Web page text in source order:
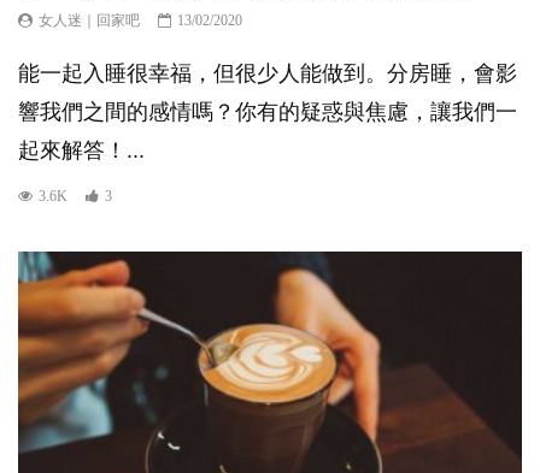
女人迷｜回家吧 13/02/2020
能一起入睡很幸福，但很少人能做到。分房睡，會影
響我們之間的感情嗎？你有的疑惑與焦慮，讓我們一
起來解答！...
3.6K 3